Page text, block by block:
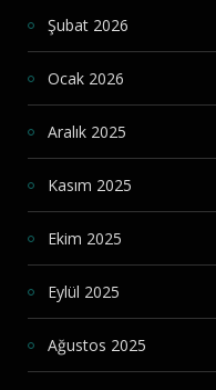
Şubat 2026
Ocak 2026
Aralık 2025
Kasım 2025
Ekim 2025
Eylül 2025
Ağustos 2025